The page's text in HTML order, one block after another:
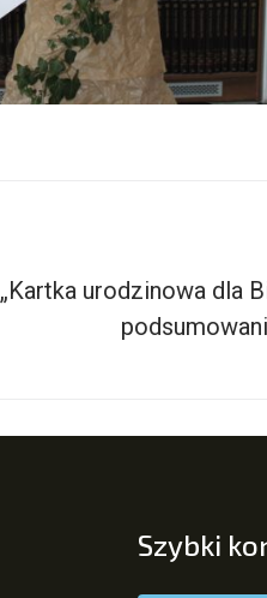
„Kartka urodzinowa dla
Szybki